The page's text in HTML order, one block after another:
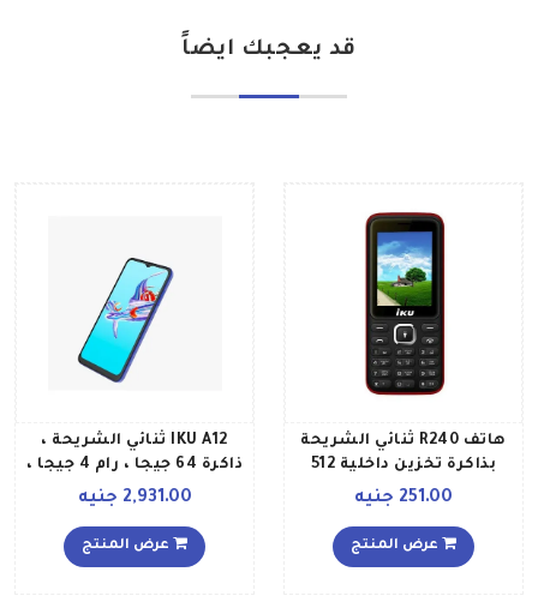
قد يعجبك ايضاً
هاتف R240 ثنائي الشريحة
بذاكرة تخزين داخلية 512
أحمر
251.00 جنيه
عرض المنتج
IKU A12 ثنائي الشريحة ،
ذاكرة 64 جيجا ، رام 4 جيجا ،
أزرق
2,931.00 جنيه
عرض المنتج